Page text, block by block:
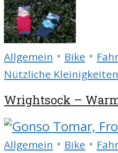
Allgemein • Bike •
Nützliche Kleinigkeiten
Wrightsock –
Allgemein • Bike •